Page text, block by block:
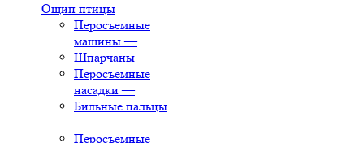
Ощип птицы
Перосъемные
машины —
Шпарчаны —
Перосъемные
насадки —
Бильные пальцы
—
Перосъемные